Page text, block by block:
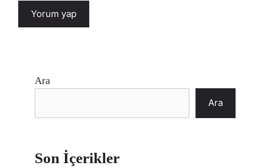
Ara
Ara
Son İçerikler